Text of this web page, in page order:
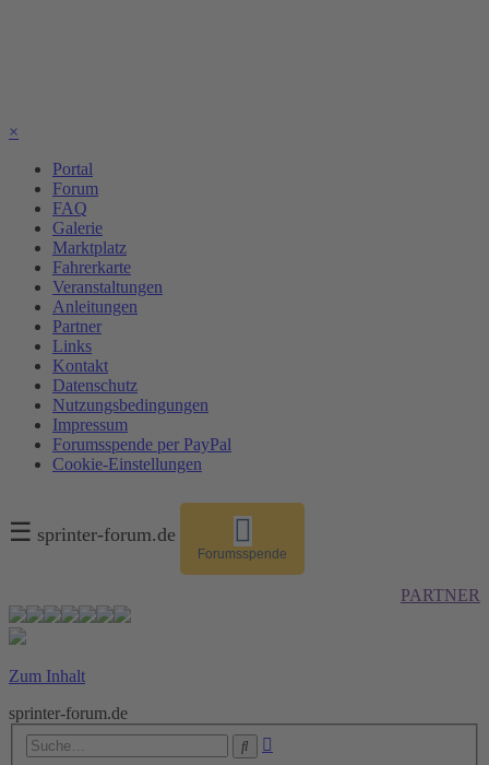
×
Portal
Forum
FAQ
Galerie
Marktplatz
Fahrerkarte
Veranstaltungen
Anleitungen
Partner
Links
Kontakt
Datenschutz
Nutzungsbedingungen
Impressum
Forumsspende per PayPal
Cookie-Einstellungen
☰ sprinter-forum.de
Forumsspende
PARTNER
Zum Inhalt
sprinter-forum.de
Suche